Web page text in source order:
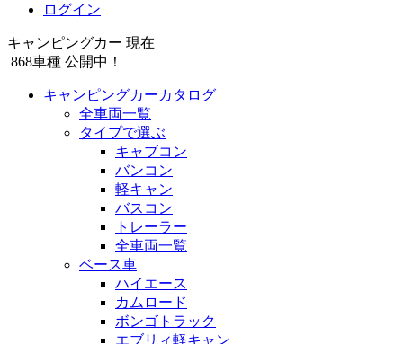
ログイン
キャンピングカー 現在
868車種 公開中！
キャンピングカーカタログ
全車両一覧
タイプで選ぶ
キャブコン
バンコン
軽キャン
バスコン
トレーラー
全車両一覧
ベース車
ハイエース
カムロード
ボンゴトラック
エブリィ軽キャン